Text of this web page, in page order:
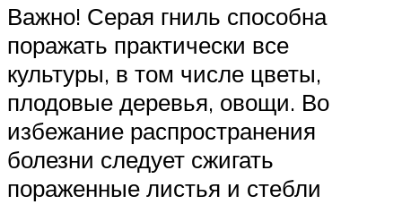
Важно! Серая гниль способна
поражать практически все
культуры, в том числе цветы,
плодовые деревья, овощи. Во
избежание распространения
болезни следует сжигать
пораженные листья и стебли